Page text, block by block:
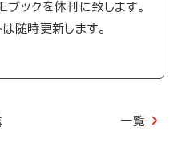
ブックを休刊に致します。
は随時更新します。
一覧